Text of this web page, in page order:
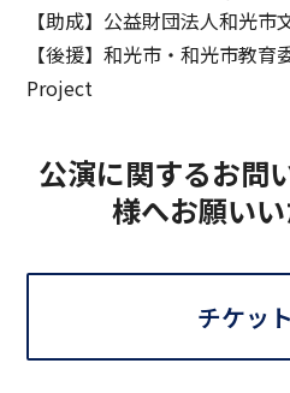
【助成】公益財団法人和光市
【後援】和光市・和光市教
Project
公演に関するお問
様へお願いい
チケッ